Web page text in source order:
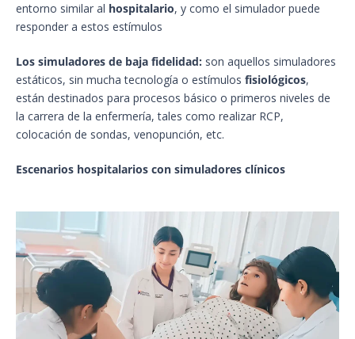
entorno similar al hospitalario, y como el simulador puede
responder a estos estímulos
Los simuladores de baja fidelidad: son aquellos simuladores
estáticos, sin mucha tecnología o estímulos fisiológicos,
están destinados para procesos básico o primeros niveles de
la carrera de la enfermería, tales como realizar RCP,
colocación de sondas, venopunción, etc.
Escenarios hospitalarios con simuladores clínicos